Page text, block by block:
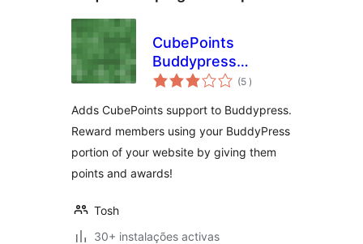
CubePoints
Buddypress
Integration
(5 classificações
)
Adds CubePoints support to Buddypress.
Reward members using your BuddyPress
portion of your website by giving them
points and awards!
Tosh
30+ instalações activas